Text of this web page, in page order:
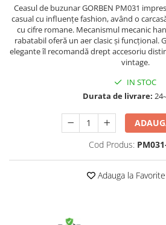
Ceasul de buzunar GORBEN PM031
casual cu influențe fashion, având o
cu cifre romane. Mecanismul mecanic
rabatabil oferă un aer clasic și funcțional.
elegante îl recomandă drept accesoriu
vintage.
IN STOC
Durata de livrare:
Cod Produs:
Adauga la Favorite